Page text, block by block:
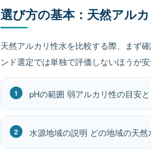
選び方の基本：天然アル
天然アルカリ性水を比較する際、まず
ンド選定では単独で評価しないほうが
pHの範囲 弱アルカリ性の目安
水源地域の説明 どの地域の天然